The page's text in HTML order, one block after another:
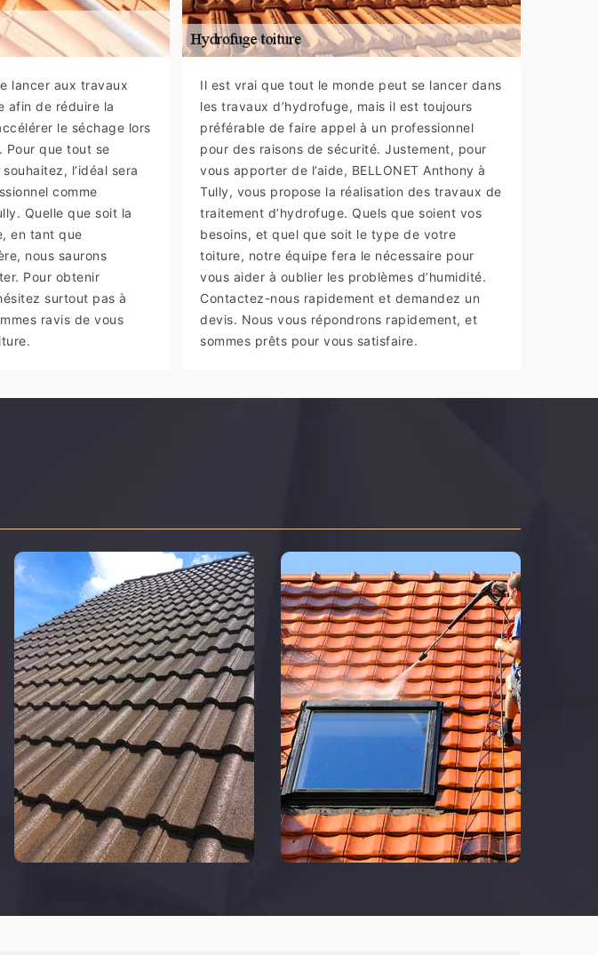
lancer aux travaux
afin de réduire la
le séchage lors
Pour que tout se
l’idéal sera
comme
Quelle que soit la
en tant que
nous saurons
Pour obtenir
surtout pas à
ravis de vous
Il est vrai que tout le monde peut se lancer dans
les travaux d’hydrofuge, mais il est toujours
préférable de faire appel à un professionnel
pour des raisons de sécurité. Justement, pour
vous apporter de l’aide, BELLONET Anthony à
Tully, vous propose la réalisation des travaux de
traitement d’hydrofuge. Quels que soient vos
besoins, et quel que soit le type de votre
toiture, notre équipe fera le nécessaire pour
vous aider à oublier les problèmes d’humidité.
Contactez-nous rapidement et demandez un
devis. Nous vous répondrons rapidement, et
sommes prêts pour vous satisfaire.